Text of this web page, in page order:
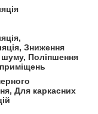
Зниження
шуму, Поліпшення
Для каркасних